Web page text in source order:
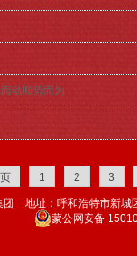
动顺势而为
1 2 3
团 地址：呼和浩特市新
蒙公网安备